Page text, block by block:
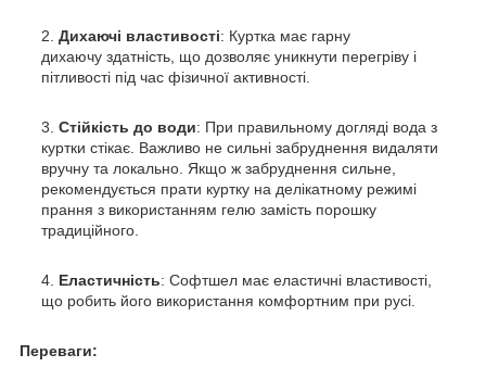
Дихаючі властивості: Куртка має гарну
дихаючу здатність, що дозволяє уникнути перегріву і
пітливості під час фізичної активності.
Стійкість до води: При правильному догляді вода з
куртки стікає. Важливо не сильні забруднення видаляти
вручну та локально. Якщо ж забруднення сильне,
рекомендується прати куртку на делікатному режимі
прання з використанням гелю замість порошку
традиційного.
Еластичність: Софтшел має еластичні властивості,
що робить його використання комфортним при русі.
Переваги: